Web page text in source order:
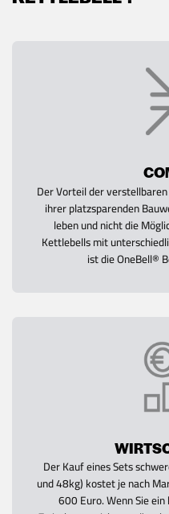
Der Vorteil der
ihrer platzsparenden
leben und nicht die
Kettlebells mit
ist die OneBell®
Der Kauf eines Sets
und 48kg) kostet je nach
600 Euro. Wenn Sie